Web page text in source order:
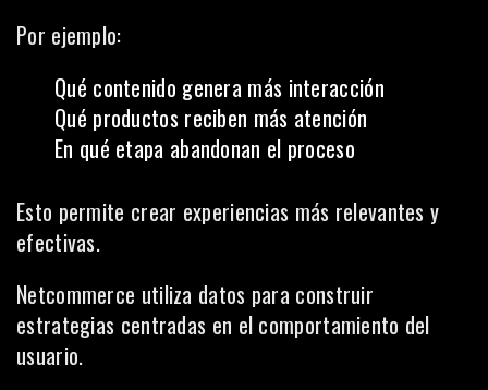
Por ejemplo:
Qué contenido genera más interacción
Qué productos reciben más atención
En qué etapa abandonan el proceso
Esto permite crear experiencias más relevantes y
efectivas.
Netcommerce utiliza datos para construir
estrategias centradas en el comportamiento del
usuario.